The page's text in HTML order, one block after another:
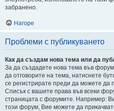
забранено.
Нагоре
Проблеми с публикуването
Как да създам нова тема или да
За да създадете нова тема във
да отговорите на тема, натиснете
се регистрирате преди да можете да
Списък с вашите права във всеки
страницата с форумите. Например:
този форум, Вие можете да